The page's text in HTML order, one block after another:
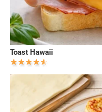
Toast Hawaii